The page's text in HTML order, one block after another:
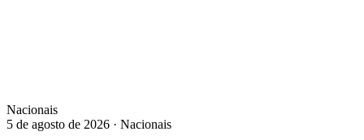
Nacionais
5 de agosto de 2026 · Nacionais